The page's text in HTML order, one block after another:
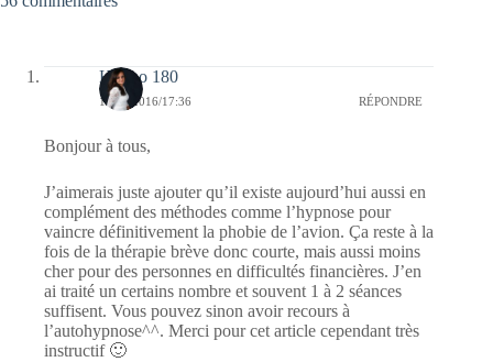
Hypno 180
15/08/2016/17:36 RÉPONDRE
Bonjour à tous,
J’aimerais juste ajouter qu’il existe aujourd’hui aussi en
complément des méthodes comme l’hypnose pour
vaincre définitivement la phobie de l’avion. Ça reste à la
fois de la thérapie brève donc courte, mais aussi moins
cher pour des personnes en difficultés financières. J’en
ai traité un certains nombre et souvent 1 à 2 séances
suffisent. Vous pouvez sinon avoir recours à
l’autohypnose^^. Merci pour cet article cependant très
instructif 🙂